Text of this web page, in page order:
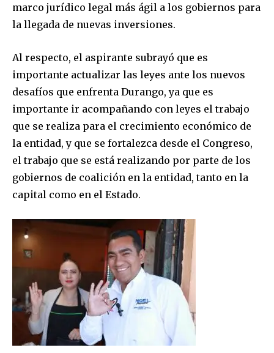
marco jurídico legal más ágil a los gobiernos para
la llegada de nuevas inversiones.
Al respecto, el aspirante subrayó que es
importante actualizar las leyes ante los nuevos
desafíos que enfrenta Durango, ya que es
importante ir acompañando con leyes el trabajo
que se realiza para el crecimiento económico de
la entidad, y que se fortalezca desde el Congreso,
el trabajo que se está realizando por parte de los
gobiernos de coalición en la entidad, tanto en la
capital como en el Estado.